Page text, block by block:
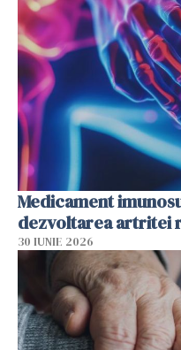
Medicament
dezvoltarea artritei
30 IUNIE 2026